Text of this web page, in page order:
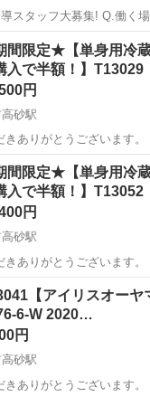
導スタッフ大募集! Q.働く
ど。 国際的なスポーツ大
フって何するの? 先輩の
や...
限定★【単身用冷
入で半額！】
円
砂駅
うございます。 ------------------------------
★期間限定★【単身
前高砂駅 キッチン家
限定★【単身用冷
入で半額！】
円
砂駅
うございます。 ------------------------------
★期間限定★【単身
陸前高砂駅 キッチン家電
【アイリスオーヤ
6-W 2020…
円
砂駅
うございます。 ------------------------------